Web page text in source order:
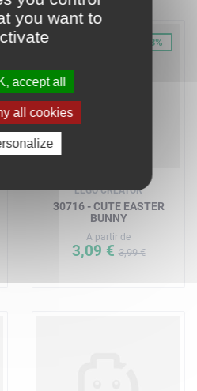
-23%
LEGO CREATOR
30716 - CUTE EASTER
BUNNY
A partir de
3,09 €3,99 €
you want to
accept all
all cookies